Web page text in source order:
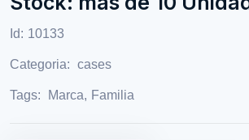
Id: 10133
Categoria: cases
Tags: Marca, Familia